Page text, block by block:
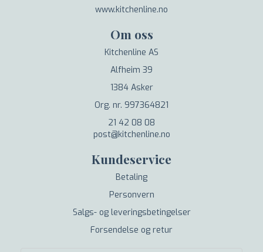
www.kitchenline.no
Om oss
Kitchenline AS
Alfheim 39
1384 Asker
Org. nr. 997364821
21 42 08 08
post@kitchenline.no
Kundeservice
Betaling
Personvern
Salgs- og leveringsbetingelser
Forsendelse og retur